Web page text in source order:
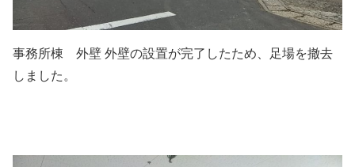
事務所棟 外壁 外壁の設置が完了したため、足場を撤去
しました。